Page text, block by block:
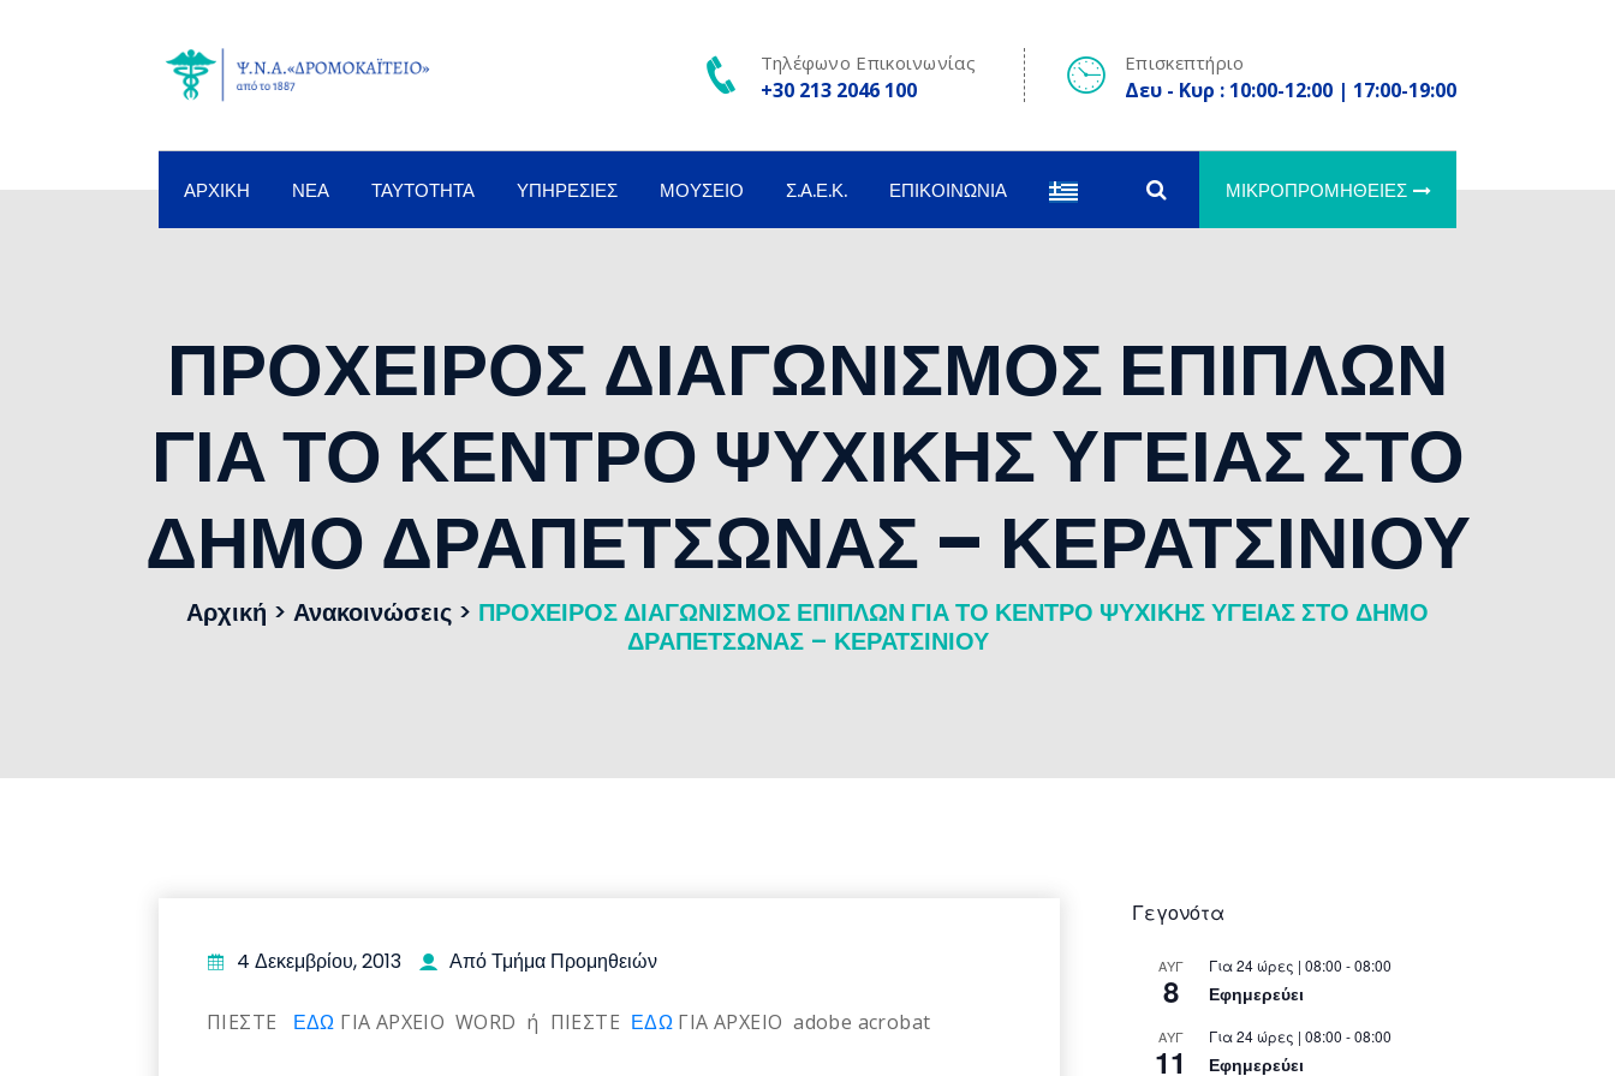
Τηλέφωνο Επικοινωνίας
+30 213 2046 100
Επισκεπτήριο
Δευ - Κυρ : 10:00-12:00 | 17:00-19:00
ΑΡΧΙΚΉ ΝΈΑ ΤΑΥΤΌΤΗΤΑ ΥΠΗΡΕΣΊΕΣ ΜΟΥΣΕΊΟ Σ.Α.Ε.Κ. ΕΠΙΚΟΙΝΩΝΊΑ ΜΙΚΡΟΠΡΟΜΉΘΕΙΕΣ
ΠΡΟΧΕΙΡΟΣ ΔΙΑΓΩΝΙΣΜΟΣ ΕΠΙΠΛΩΝ
ΓΙΑ ΤΟ ΚΕΝΤΡΟ ΨΥΧΙΚΗΣ ΥΓΕΙΑΣ ΣΤΟ
ΔΗΜΟ ΔΡΑΠΕΤΣΩΝΑΣ – ΚΕΡΑΤΣΙΝΙΟΥ
Αρχική > Ανακοινώσεις > ΠΡΟΧΕΙΡΟΣ ΔΙΑΓΩΝΙΣΜΟΣ ΕΠΙΠΛΩΝ ΓΙΑ ΤΟ ΚΕΝΤΡΟ ΨΥΧΙΚΗΣ ΥΓΕΙΑΣ ΣΤΟ ΔΗΜΟ
ΔΡΑΠΕΤΣΩΝΑΣ – ΚΕΡΑΤΣΙΝΙΟΥ
4 Δεκεμβρίου, 2013 Από Τμήμα Προμηθειών
ΠΙΕΣΤΕ ΕΔΩ ΓΙΑ ΑΡΧΕΙΟ WORD ή ΠΙΕΣΤΕ ΕΔΩ ΓΙΑ ΑΡΧΕΙΟ adobe acrobat
Γεγονότα
ΑΥΓ
8
Για 24 ώρες | 08:00 - 08:00
Εφημερεύει
ΑΥΓ
11
Για 24 ώρες | 08:00 - 08:00
Εφημερεύει